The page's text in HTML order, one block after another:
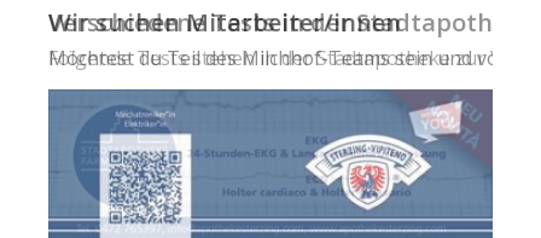
Wir suchen Mitarbeiter/innen
Möchtest du Teil des Milchhof-Teams sein und von